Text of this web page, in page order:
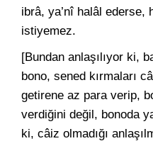
ibrâ, ya’nî halâl ederse,
istiyemez.
[Bundan anlaşılıyor ki,
bono, sened kırmaları
getirene az para verip,
verdiğini değil, bonoda
ki, câiz olmadığı